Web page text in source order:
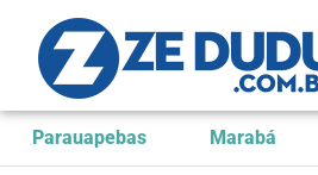
Parauapebas Marabá